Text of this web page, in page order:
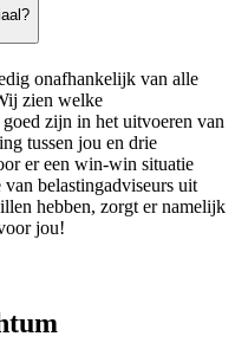
onafhankelijk van alle
zien welke
zijn in het uitvoeren van
tussen jou en drie
er een win-win situatie
belastingadviseurs uit
hebben, zorgt er namelijk
jou!